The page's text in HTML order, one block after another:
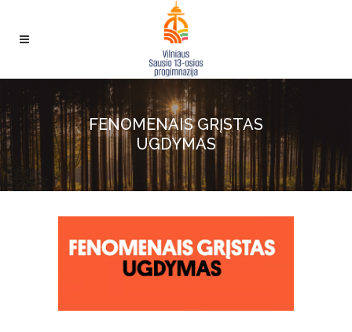
FENOMENAIS GRĮSTAS
UGDYMAS